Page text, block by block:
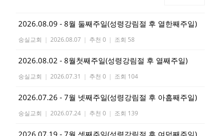
2026.08.09 - 8월 둘째주일(성령강림절 후 열한째주일)
숭실교회 | 2026.08.07 | 추천 0 | 조회 58
2026.08.02 - 8월첫째주일(성령강림절 후 열째주일)
숭실교회 | 2026.07.31 | 추천 0 | 조회 104
2026.07.26 - 7월 넷째주일(성령강림절 후 아홉째주일)
숭실교회 | 2026.07.24 | 추천 0 | 조회 139
2026.07.19 - 7월 셋째주일(성령강림절 후 여덟째주일)